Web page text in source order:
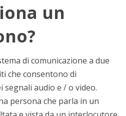
un
di comunicazione a due
che consentono di
audio e / o video.
persona che parla in un